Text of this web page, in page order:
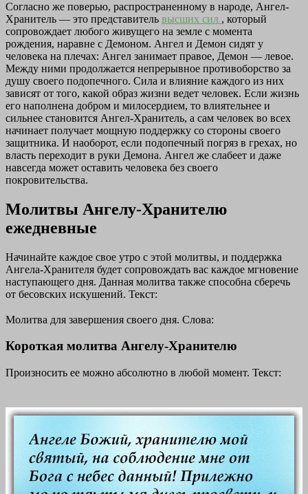
Согласно же поверью, распространенному в народе, Ангел-
Хранитель — это представитель высших сил , который
сопровождает любого живущего на земле с момента
рождения, наравне с Демоном. Ангел и Демон сидят у
человека на плечах: Ангел занимает правое, Демон — левое.
Между ними продолжается непрерывное противоборство за
душу своего подопечного. Сила и влияние каждого из них
зависят от того, какой образ жизни ведет человек. Если жизнь
его наполнена добром и милосердием, то влиятельнее и
сильнее становится Ангел-Хранитель, а сам человек во всех
начинает получает мощную поддержку со стороны своего
защитника. И наоборот, если подопечный погряз в грехах, но
власть переходит в руки Демона. Ангел же слабеет и даже
навсегда может оставить человека без своего
покровительства.
Молитвы Ангелу-Хранителю
ежедневные
Начинайте каждое свое утро с этой молитвы, и поддержка
Ангела-Хранителя будет сопровождать вас каждое мгновение
наступающего дня. Данная молитва также способна сберечь
от бесовских искушений. Текст:
Молитва для завершения своего дня. Слова:
Короткая молитва Ангелу-Хранителю
Произносить ее можно абсолютно в любой момент. Текст: